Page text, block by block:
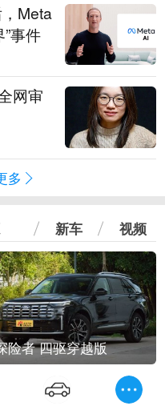
Meta
事件
网审
多
新车 视频
险者 四驱穿越版